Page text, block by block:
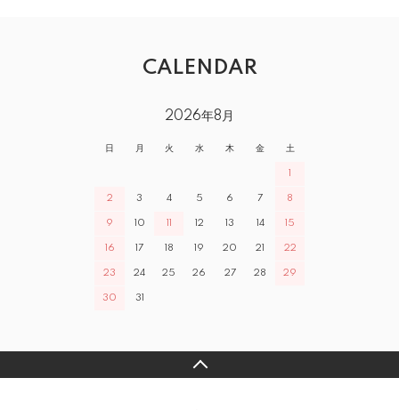
CALENDAR
2026年8月
日 月 火 水 木 金 土
1
2 3 4 5 6 7 8
9 10 11 12 13 14 15
16 17 18 19 20 21 22
23 24 25 26 27 28 29
30 31